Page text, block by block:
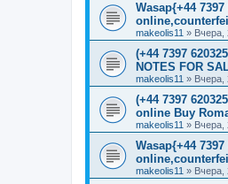
Wasap{+44
makeolis11 » Вчера,
(+44 7397
NOTES FOR
makeolis11 » Вчера,
(+44 7397
online Buy
makeolis11 » Вчера,
Wasap{+44
makeolis11 » Вчера,